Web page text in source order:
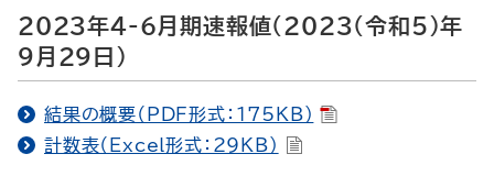
2023年4-6月期速報値（2023（令和5）年
9月29日）
結果の概要（PDF形式：175KB）
計数表（Excel形式：29KB）